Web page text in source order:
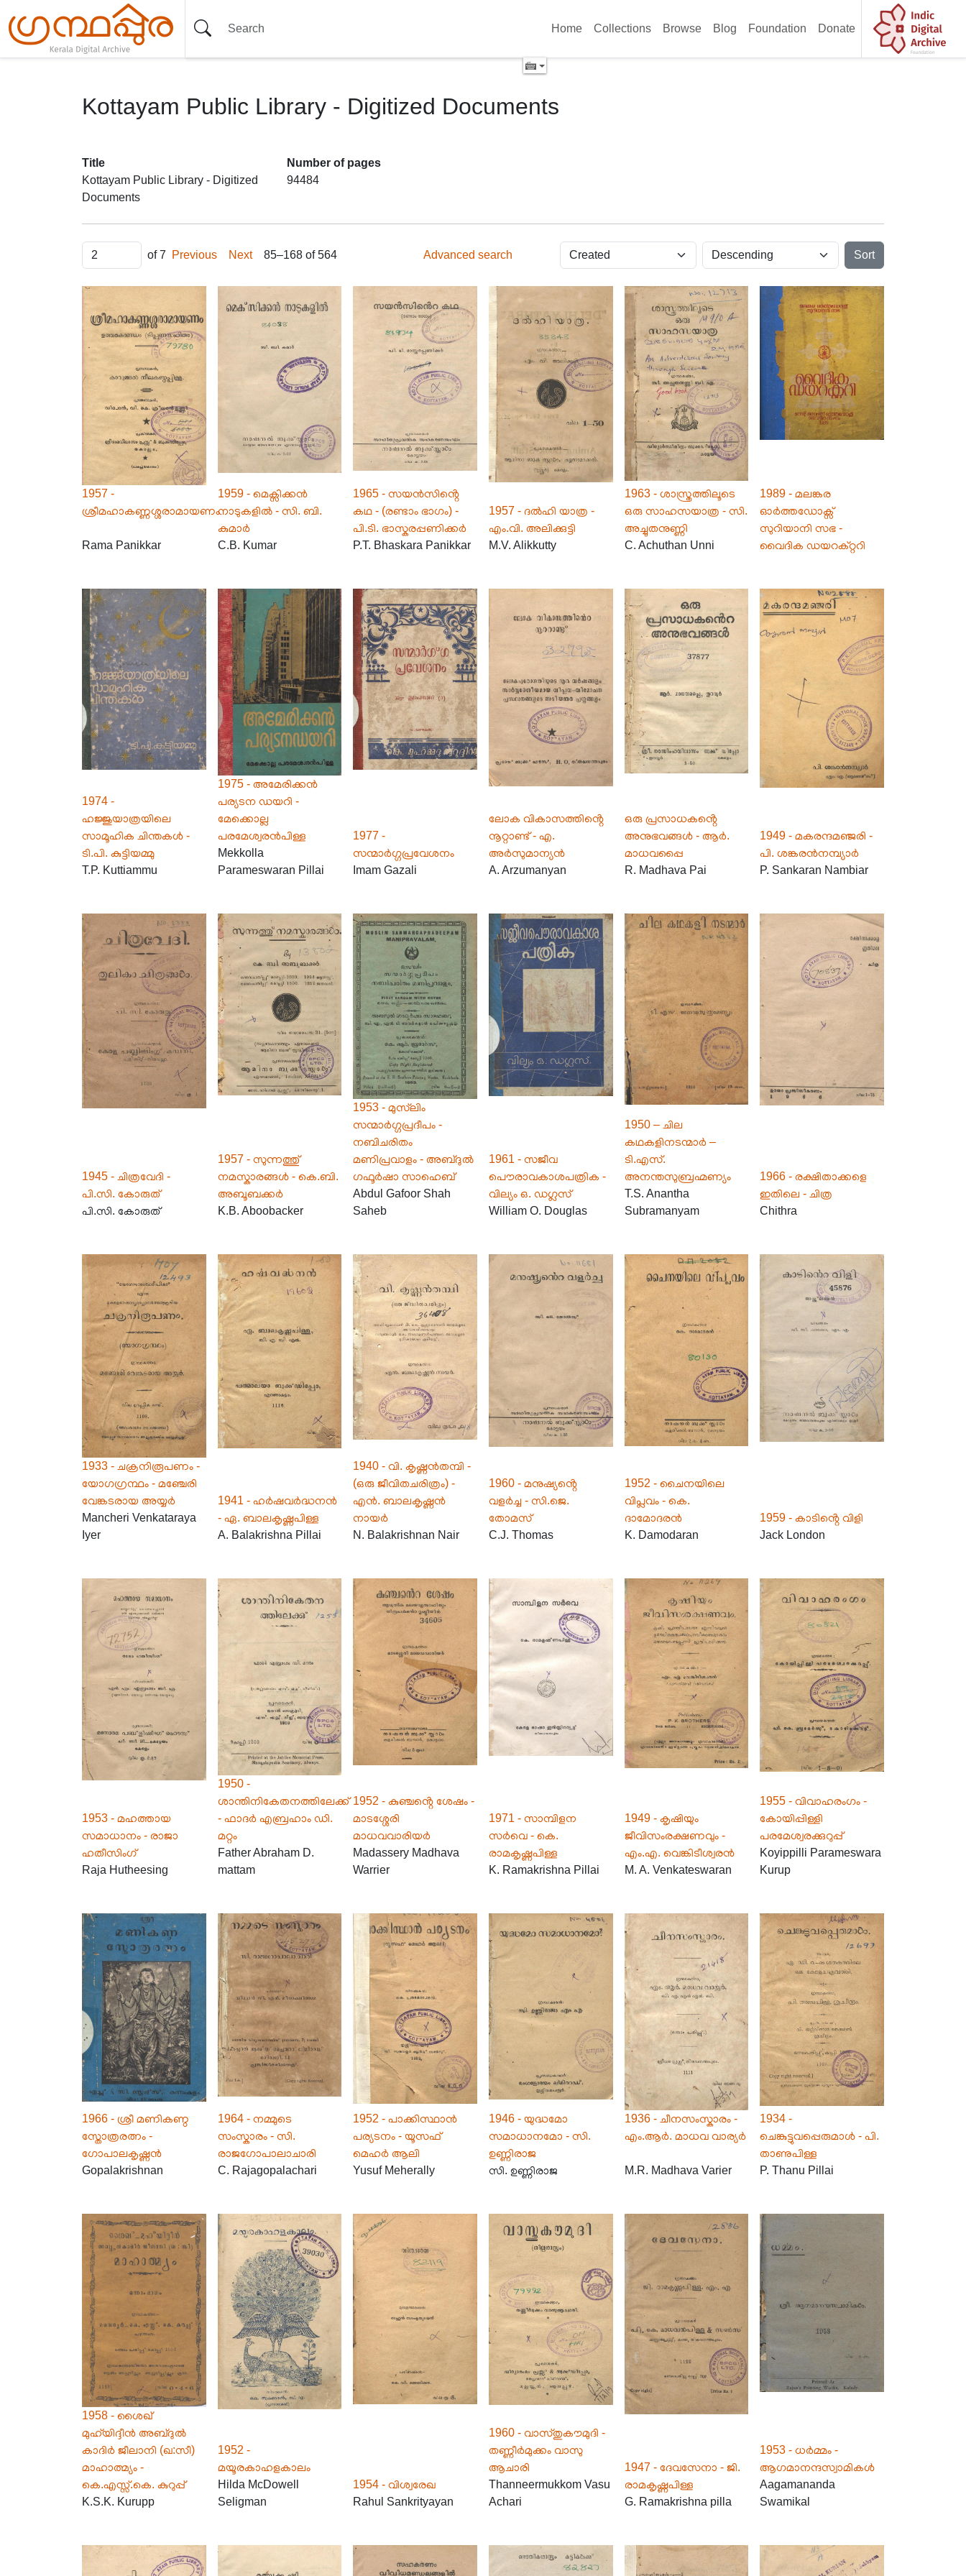
Home Collections Browse Blog Foundation Donate
Kottayam Public Library - Digitized Documents
Title
Kottayam Public Library - Digitized
Documents
Number of pages
94484
Items of 7 Previous Next 85–168 of 564 Advanced search Sort
1957 -
ശ്രീമഹാകണ്ണശ്ശരാമായണം
Rama Panikkar
1959 - മെക്സിക്കൻ
നാടുകളിൽ - സി. ബി.
കുമാർ
C.B. Kumar
1965 - സയൻസിൻ്റെ
കഥ - (രണ്ടാം ഭാഗം) -
പി.ടി. ഭാസ്കരപ്പണിക്കർ
P.T. Bhaskara Panikkar
1957 - ദൽഹി യാത്ര -
എം.വി. അലിക്കുട്ടി
M.V. Alikkutty
1963 - ശാസ്ത്രത്തിലൂടെ
ഒരു സാഹസയാത്ര - സി.
അച്ചുതനുണ്ണി
C. Achuthan Unni
1989 - മലങ്കര
ഓർത്തഡോക്സ്‌
സുറിയാനി സഭ -
വൈദിക ഡയറക്റ്ററി
1974 -
ഹജ്ജുയാത്രയിലെ
സാമൂഹിക ചിന്തകൾ -
ടി.പി. കുട്ടിയമ്മു
T.P. Kuttiammu
1975 - അമേരിക്കൻ
പര്യടന ഡയറി -
മേക്കൊല്ല
പരമേശ്വരൻപിള്ള
Mekkolla
Parameswaran Pillai
1977 -
സന്മാർഗ്ഗപ്രവേശനം
Imam Gazali
ലോക വികാസത്തിൻ്റെ
നൂറ്റാണ്ട് - എ.
അർസുമാന്യൻ
A. Arzumanyan
ഒരു പ്രസാധകൻ്റെ
അനുഭവങ്ങൾ - ആർ.
മാധവപ്പൈ
R. Madhava Pai
1949 - മകരന്ദമഞ്ജരി -
പി. ശങ്കരൻനമ്പ്യാർ
P. Sankaran Nambiar
1945 - ചിത്രവേദി -
പി.സി. കോരുത്
പി.സി. കോരുത്
1957 - സുന്നത്തു്
നമസ്കാരങ്ങൾ - കെ.ബി.
അബൂബക്കർ
K.B. Aboobacker
1953 - മുസ്‌ലിം
സന്മാർഗ്ഗപ്രദീപം -
നബിചരിതം
മണിപ്രവാളം - അബ്ദുൽ
ഗഫൂർഷാ സാഹെബ്
Abdul Gafoor Shah
Saheb
1961 - സജീവ
പൌരാവകാശപത്രിക -
വില്യം ഒ. ഡഗ്ലസ്
William O. Douglas
1950 – ചില
കഥകളിനടന്മാർ –
ടി.എസ്.
അനന്തസുബ്രഹ്മണ്യം
T.S. Anantha
Subramanyam
1966 - രക്ഷിതാക്കളെ
ഇതിലെ - ചിത്ര
Chithra
1933 - ചക്രനിരൂപണം -
യോഗഗ്രന്ഥം - മഞ്ചേരി
വേങ്കടരായ അയ്യർ
Mancheri Venkataraya
Iyer
1941 - ഹർഷവർദ്ധനൻ
- ഏ. ബാലകൃഷ്ണപിള്ള
A. Balakrishna Pillai
1940 - വി. കൃഷ്ണൻതമ്പി -
(ഒരു ജീവിതചരിത്രം) -
എൻ. ബാലകൃഷ്ണൻ
നായർ
N. Balakrishnan Nair
1960 - മനുഷ്യൻ്റെ
വളർച്ച - സി.ജെ.
തോമസ്
C.J. Thomas
1952 - ചൈനയിലെ
വിപ്ലവം - കെ.
ദാമോദരൻ
K. Damodaran
1959 - കാടിൻ്റെ വിളി
Jack London
1953 - മഹത്തായ
സമാധാനം - രാജാ
ഹതീസിംഗ്
Raja Hutheesing
1950 -
ശാന്തിനികേതനത്തിലേക്ക്
- ഫാദർ എബ്രഹാം ഡി.
മറ്റം
Father Abraham D.
mattam
1952 - കുഞ്ചൻ്റെ ശേഷം -
മാടശ്ശേരി
മാധവവാരിയർ
Madassery Madhava
Warrier
1971 - സാമ്പിളന
സർവെ - കെ.
രാമകൃഷ്ണപിള്ള
K. Ramakrishna Pillai
1949 - കൃഷിയും
ജീവിസംരക്ഷണവും -
എം.എ. വെങ്കിടീശ്വരൻ
M. A. Venkateswaran
1955 - വിവാഹരംഗം -
കോയിപ്പിള്ളി
പരമേശ്വരക്കുറുപ്പ്
Koyippilli Parameswara
Kurup
1966 - ശ്രീ മണികണ്ഠ
സ്തോത്രരത്നം -
ഗോപാലകൃഷ്ണൻ
Gopalakrishnan
1964 - നമ്മുടെ
സംസ്കാരം - സി.
രാജഗോപാലാചാരി
C. Rajagopalachari
1952 - പാക്കിസ്ഥാൻ
പര്യടനം - യൂസഫ്
മെഹർ ആലി
Yusuf Meherally
1946 - യുദ്ധമോ
സമാധാനമോ - സി.
ഉണ്ണിരാജ
സി. ഉണ്ണിരാജ
1936 - ചീനസംസ്കാരം -
എം.ആർ. മാധവ വാര്യർ
M.R. Madhava Varier
1934 -
ചെങ്കുട്ടുവപ്പെരുമാൾ - പി.
താണുപിള്ള
P. Thanu Pillai
1958 - ശൈഖ്
മുഹ്‌യിദ്ദീൻ അബ്ദുൽ
കാദിർ ജീലാനി (ഖ:സീ)
മാഹാത്മ്യം -
കെ.എസ്സ്.കെ. കുറുപ്പ്
K.S.K. Kurupp
1952 -
മയൂരകാഹളകാലം
Hilda McDowell
Seligman
1954 - വിശ്വരേഖ
Rahul Sankrityayan
1960 - വാസ്തുകൗമുദി -
തണ്ണീർമുക്കം വാസു
ആചാരി
Thanneermukkom Vasu
Achari
1947 - ദേവസേനാ - ജി.
രാമകൃഷ്ണപിള്ള
G. Ramakrishna pilla
1953 - ധർമ്മം -
ആഗമാനന്ദസ്വാമികൾ
Aagamananda
Swamikal